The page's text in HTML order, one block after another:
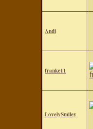
Andi
franke11
LovelySmiley